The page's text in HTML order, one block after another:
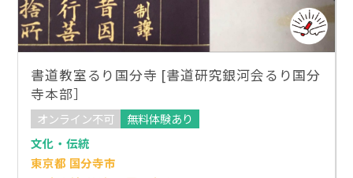
書道教室るり国分寺 [書道研究銀河会るり国分
寺本部］
オンライン不可
無料体験あり
文化・伝統
東京都 国分寺市